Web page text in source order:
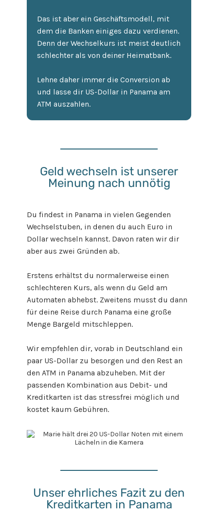
Das ist aber ein Geschäftsmodell, mit
dem die Banken einiges dazu verdienen.
Denn der Wechselkurs ist meist deutlich
schlechter als von deiner Heimatbank.
Lehne daher immer die Conversion ab
und lasse dir US-Dollar in Panama am
ATM auszahlen.
Geld wechseln ist unserer
Meinung nach unnötig
Du findest in Panama in vielen Gegenden
Wechselstuben, in denen du auch Euro in
Dollar wechseln kannst. Davon raten wir dir
aber aus zwei Gründen ab.
Erstens erhältst du normalerweise einen
schlechteren Kurs, als wenn du Geld am
Automaten abhebst. Zweitens musst du dann
für deine Reise durch Panama eine große
Menge Bargeld mitschleppen.
Wir empfehlen dir, vorab in Deutschland ein
paar US-Dollar zu besorgen und den Rest an
den ATM in Panama abzuheben. Mit der
passenden Kombination aus Debit- und
Kreditkarten ist das stressfrei möglich und
kostet kaum Gebühren.
Unser ehrliches Fazit zu den
Kreditkarten in Panama